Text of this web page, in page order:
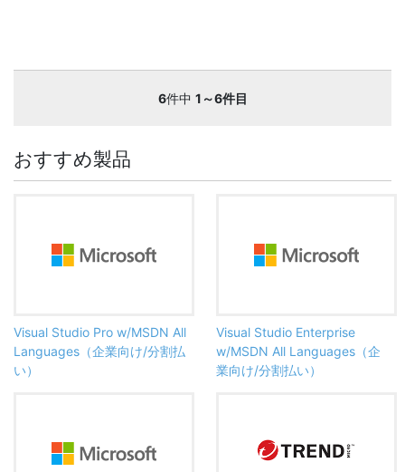
6件中 1～6件目
おすすめ製品
Visual Studio Pro w/MSDN All
Languages（企業向け/分割払
い）
Visual Studio Enterprise
w/MSDN All Languages（企
業向け/分割払い）